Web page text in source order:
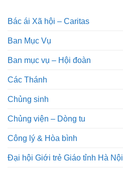
Bác ái Xã hội – Caritas
Ban Mục Vụ
Ban mục vụ – Hội đoàn
Các Thánh
Chủng sinh
Chủng viện – Dòng tu
Công lý & Hòa bình
Đại hội Giới trẻ Giáo tỉnh Hà Nội